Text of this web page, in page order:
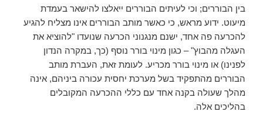
בין הבוררים; וכי לעיתים הבוררים ייאלצו להישאר בעמדת
מיעוט. ידוע מראש, כי כאשר מותב הבוררים אינו מצליח להגיע
להכרעה פה אחד, ישנם מנגנוני הכרעה שנועדו "להוציא את
העגלה מהבוץ" – כגון מינוי בורר נוסף (כך, במקרה הנדון
לפנינו) או מינוי בורר מכריע. לעומת זאת, העברת מותב
הבוררים מהתפקיד בשל מערכת יחסית עכורה ביניהם, אינה
מהלך שעולה בקנה אחד עם כללי ההכרעה המקובלים
בהליכים אלה.